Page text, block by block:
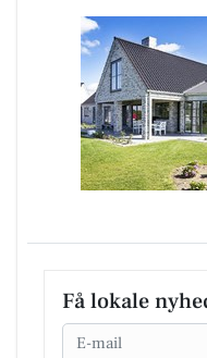
Få lokale
Email